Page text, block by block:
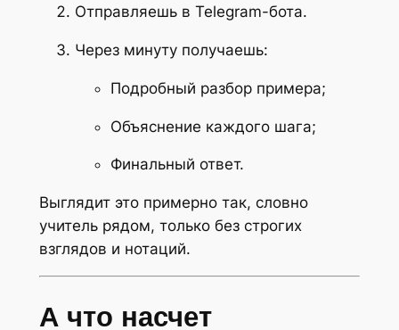
Отправляешь в Telegram-бота.
Через минуту получаешь:
Подробный разбор примера;
Объяснение каждого шага;
Финальный ответ.
Выглядит это примерно так, словно
учитель рядом, только без строгих
взглядов и нотаций.
А что насчет